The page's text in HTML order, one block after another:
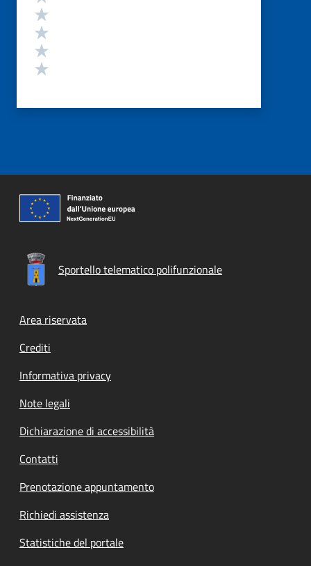
Sportello telematico polifunzionale
Footer menu
Area riservata
Crediti
Informativa privacy
Note legali
Dichiarazione di accessibilità
Contatti
Prenotazione appuntamento
Richiedi assistenza
Statistiche del portale